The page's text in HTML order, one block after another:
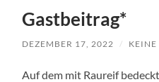
Gastbeitrag*
DEZEMBER 17, 2022 /
Auf dem mit Raureif